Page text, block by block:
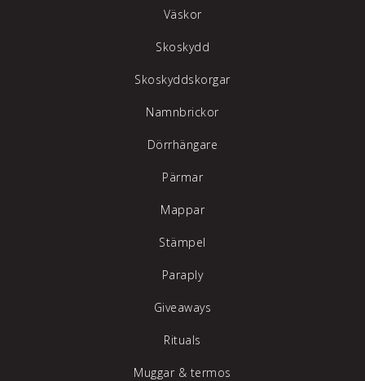
Väskor
Skoskydd
Skoskyddskorgar
Namnbrickor
Dörrhängare
Pärmar
Mappar
Stämpel
Paraply
Giveaways
Rituals
Muggar & termos